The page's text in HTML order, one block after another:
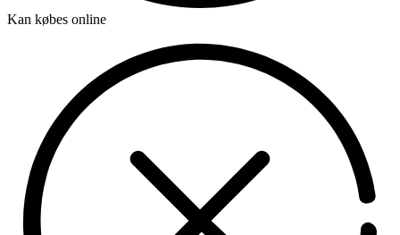
Kan købes online